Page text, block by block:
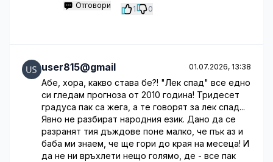
Отговори 1 0
user815@gmail 01.07.2026, 13:38
Абе, хора, какво става бе?! "Лек спад" все едно
си гледам прогноза от 2010 година! Тридесет
градуса пак са жега, а те говорят за лек спад...
Явно не разбират народния език. Дано да се
разранят тия дъждове поне малко, че пък аз и
баба ми знаем, че ще гори до края на месеца! И
да не ни връхлети нещо голямо, де - все пак